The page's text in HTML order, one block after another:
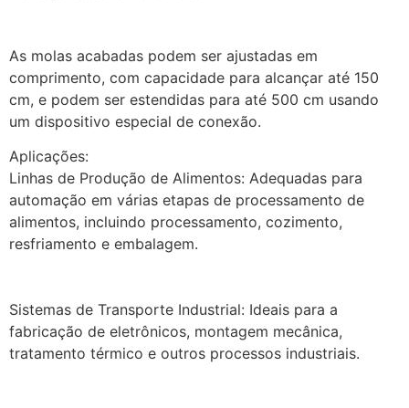
As molas acabadas podem ser ajustadas em
comprimento, com capacidade para alcançar até 150
cm, e podem ser estendidas para até 500 cm usando
um dispositivo especial de conexão.
Aplicações:
Linhas de Produção de Alimentos: Adequadas para
automação em várias etapas de processamento de
alimentos, incluindo processamento, cozimento,
resfriamento e embalagem.
Sistemas de Transporte Industrial: Ideais para a
fabricação de eletrônicos, montagem mecânica,
tratamento térmico e outros processos industriais.